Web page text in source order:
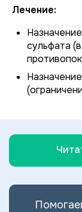
Лечение:
сульфата